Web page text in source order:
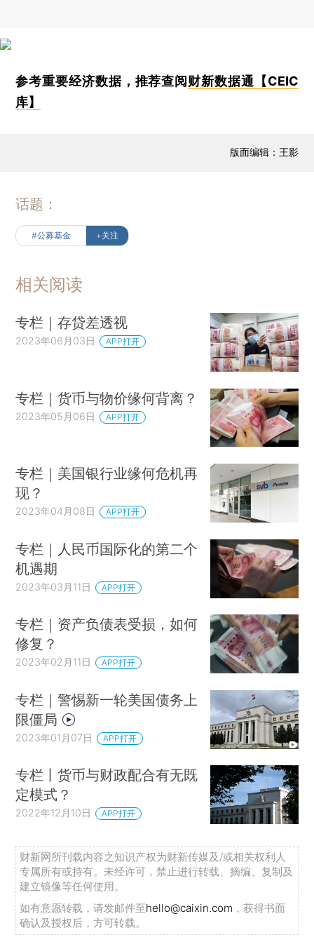
参考重要经济数据，推荐查阅财新数据通【CEIC
库】
版面编辑：王影
话题：
#公募基金 +关注
相关阅读
专栏｜存贷差透视
2023年06月03日 APP打开
专栏｜货币与物价缘何背离？
2023年05月06日 APP打开
专栏｜美国银行业缘何危机再
现？
2023年04月08日 APP打开
专栏｜人民币国际化的第二个
机遇期
2023年03月11日 APP打开
专栏｜资产负债表受损，如何
修复？
2023年02月11日 APP打开
专栏｜警惕新一轮美国债务上
限僵局
2023年01月07日 APP打开
专栏丨货币与财政配合有无既
定模式？
2022年12月10日 APP打开
财新网所刊载内容之知识产权为财新传媒及/或相关权利人
专属所有或持有。未经许可，禁止进行转载、摘编、复制及
建立镜像等任何使用。
如有意愿转载，请发邮件至hello@caixin.com ，获得书面
确认及授权后，方可转载。